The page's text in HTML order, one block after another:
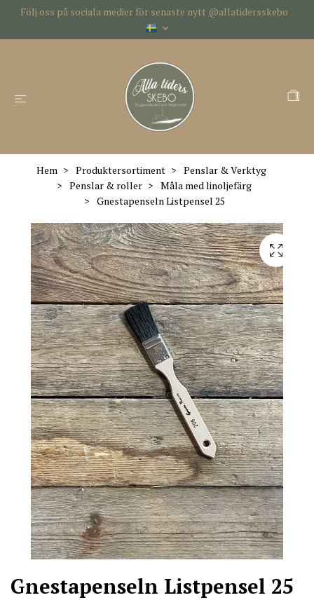
Följ oss på sociala medier för senaste nytt @allatidersskebo
Hem Produktersortiment
Penslar & Verktyg
Penslar & roller
Måla med linoljefärg
Gnestapenseln Listpensel 25
Gnestapenseln Listpensel 25